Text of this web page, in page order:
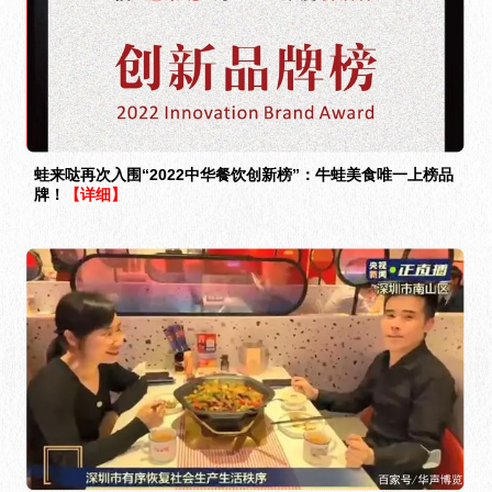
蛙来哒再次入围“2022中华餐饮创新榜”：牛蛙美食唯一上榜品
牌！
【详细】